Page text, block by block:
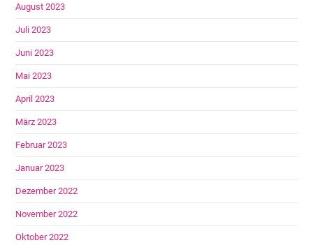
August 2023
Juli 2023
Juni 2023
Mai 2023
April 2023
März 2023
Februar 2023
Januar 2023
Dezember 2022
November 2022
Oktober 2022